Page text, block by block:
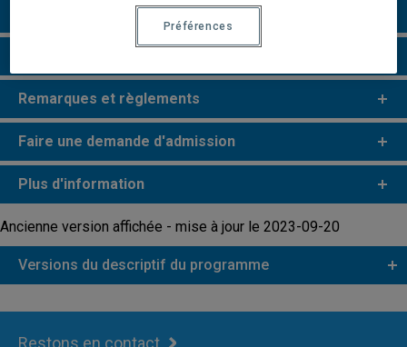
Perspectives professionnelles
Remarques et règlements
Faire une demande d'admission
Plus d'information
Ancienne version affichée - mise à jour le 2023-09-20
Versions du descriptif du programme
Restons en contact
Préférences